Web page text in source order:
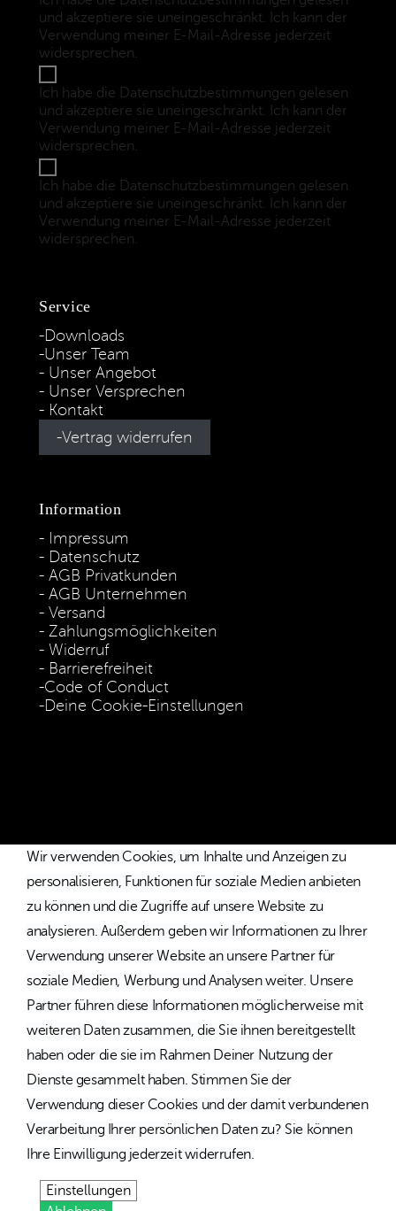
und akzeptiere sie uneingeschränkt. Ich kann der
Verwendung meiner E-Mail-Adresse jederzeit
widersprechen.
Ich habe die Datenschutzbestimmungen gelesen
und akzeptiere sie uneingeschränkt. Ich kann der
Verwendung meiner E-Mail-Adresse jederzeit
widersprechen.
Ich habe die Datenschutzbestimmungen gelesen
und akzeptiere sie uneingeschränkt. Ich kann der
Verwendung meiner E-Mail-Adresse jederzeit
widersprechen.
Service
Downloads
Unser Team
Unser Angebot
Unser Versprechen
Kontakt
Vertrag widerrufen
Information
Impressum
Datenschutz
AGB Privatkunden
AGB Unternehmen
Versand
Zahlungsmöglichkeiten
Widerruf
Barrierefreiheit
Code of Conduct
Deine Cookie-Einstellungen
Wir verwenden Cookies, um Inhalte und Anzeigen zu
personalisieren, Funktionen für soziale Medien anbieten
zu können und die Zugriffe auf unsere Website zu
analysieren. Außerdem geben wir Informationen zu Ihrer
Verwendung unserer Website an unsere Partner für
soziale Medien, Werbung und Analysen weiter. Unsere
Partner führen diese Informationen möglicherweise mit
weiteren Daten zusammen, die Sie ihnen bereitgestellt
haben oder die sie im Rahmen Deiner Nutzung der
Dienste gesammelt haben. Stimmen Sie der
Verwendung dieser Cookies und der damit verbundenen
Verarbeitung Ihrer persönlichen Daten zu? Sie können
Ihre Einwilligung jederzeit widerrufen.
Einstellungen